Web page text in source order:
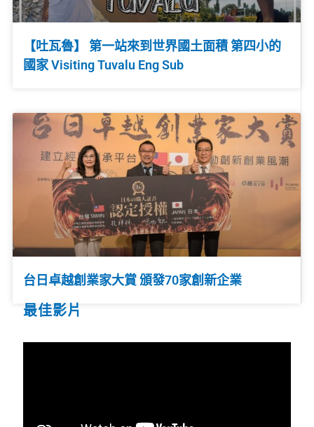
【吐瓦魯】 第一站來到世界國土面積 第四小的
國家 Visiting Tuvalu Eng Sub
台日卓越創業家大賞 頒發70家創新企業
最佳影片